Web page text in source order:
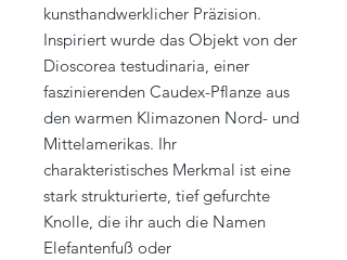
kunsthandwerklicher Präzision.
Inspiriert wurde das Objekt von der
Dioscorea testudinaria, einer
faszinierenden Caudex-Pflanze aus
den warmen Klimazonen Nord- und
Mittelamerikas. Ihr
charakteristisches Merkmal ist eine
stark strukturierte, tief gefurchte
Knolle, die ihr auch die Namen
Elefantenfuß oder